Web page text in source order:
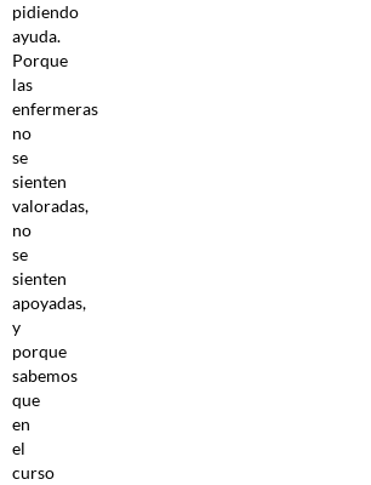
pidiendo
ayuda.
Porque
las
enfermeras
no
se
sienten
valoradas,
no
se
sienten
apoyadas,
y
porque
sabemos
que
en
el
curso